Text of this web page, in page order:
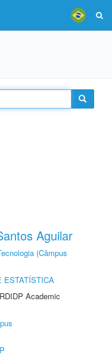
Aguilar
(Câmpus
ESTATÍSTICA
Academic